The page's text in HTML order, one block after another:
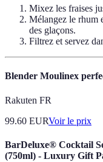
Mixez les fraises
Mélangez le rhum
des glaçons.
Filtrez et servez
Blender Moulinex
Rakuten FR
99.60 EURVoir le prix
BarDeluxe® Cocktail
(750ml) - Luxury Gift